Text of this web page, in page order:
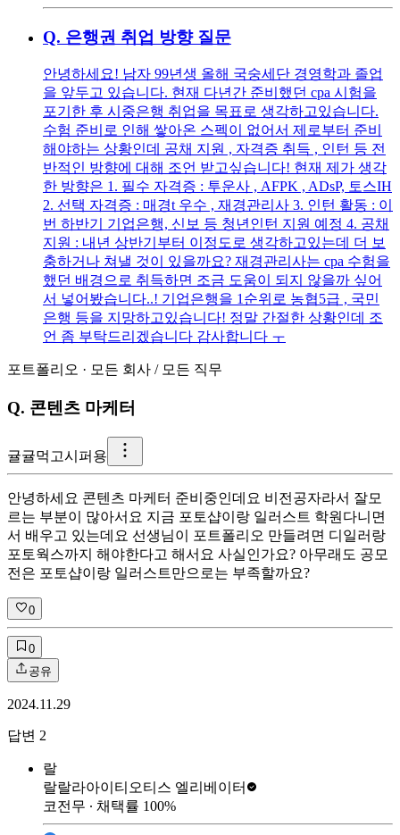
Q. 은행권 취업 방향 질문
안녕하세요! 남자 99년생 올해 국숭세단 경영학과 졸업
을 앞두고 있습니다. 현재 다년간 준비했던 cpa 시험을
포기한 후 시중은행 취업을 목표로 생각하고있습니다.
수험 준비로 인해 쌓아온 스펙이 없어서 제로부터 준비
해야하는 상황인데 공채 지원 , 자격증 취득 , 인턴 등 전
반적인 방향에 대해 조언 받고싶습니다! 현재 제가 생각
한 방향은 1. 필수 자격증 : 투운사 , AFPK , ADsP, 토스IH
2. 선택 자격증 : 매경t 우수 , 재경관리사 3. 인턴 활동 : 이
번 하반기 기업은행, 신보 등 청년인턴 지원 예정 4. 공채
지원 : 내년 상반기부터 이정도로 생각하고있는데 더 보
충하거나 쳐낼 것이 있을까요? 재경관리사는 cpa 수험을
했던 배경으로 취득하면 조금 도움이 되지 않을까 싶어
서 넣어봤습니다..! 기업은행을 1순위로 농협5급 , 국민
은행 등을 지망하고있습니다! 정말 간절한 상황인데 조
언 좀 부탁드리겠습니다 감사합니다 ㅜ
포트폴리오 · 모든 회사 / 모든 직무
Q. 콘텐츠 마케터
귤귤먹고시퍼용
안녕하세요 콘텐츠 마케터 준비중인데요 비전공자라서 잘모
르는 부분이 많아서요 지금 포토샵이랑 일러스트 학원다니면
서 배우고 있는데요 선생님이 포트폴리오 만들려면 디일러랑
포토웍스까지 해야한다고 해서요 사실인가요? 아무래도 공모
전은 포토샵이랑 일러스트만으로는 부족할까요?
0
0
공유
2024.11.29
답변 2
랄
랄랄라아이티 오티스 엘리베이터
코전무 ∙ 채택률 100%